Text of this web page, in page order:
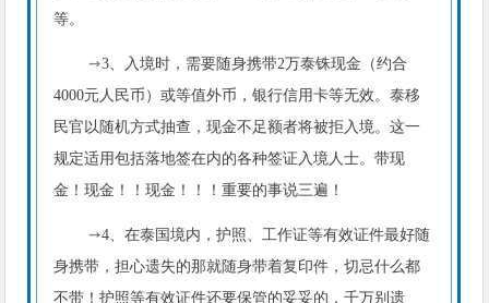
等。
➙3、入境时，需要随身携带2万泰铢现金（约合
4000元人民币）或等值外币，银行信用卡等无效。泰移
民官以随机方式抽查，现金不足额者将被拒入境。这一
规定适用包括落地签在内的各种签证入境人士。带现
金！现金！！现金！！！重要的事说三遍！
➙4、在泰国境内，护照、工作证等有效证件最好随
身携带，担心遗失的那就随身带着复印件，切忌什么都
不带！护照等有效证件还要保管的妥妥的，千万别遗